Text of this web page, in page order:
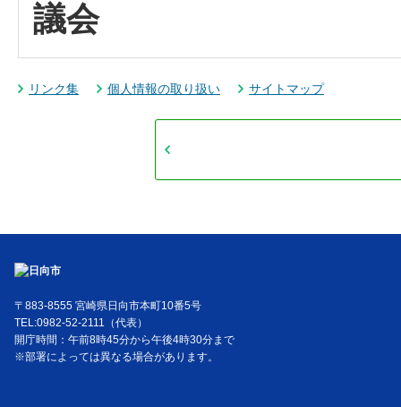
議会
リンク集 個人情報の取り扱い サイトマップ
〒883-8555 宮崎県日向市本町10番5号
TEL:0982-52-2111（代表）
開庁時間：午前8時45分から午後4時30分まで
※部署によっては異なる場合があります。